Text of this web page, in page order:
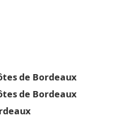
de Bordeaux
de Bordeaux